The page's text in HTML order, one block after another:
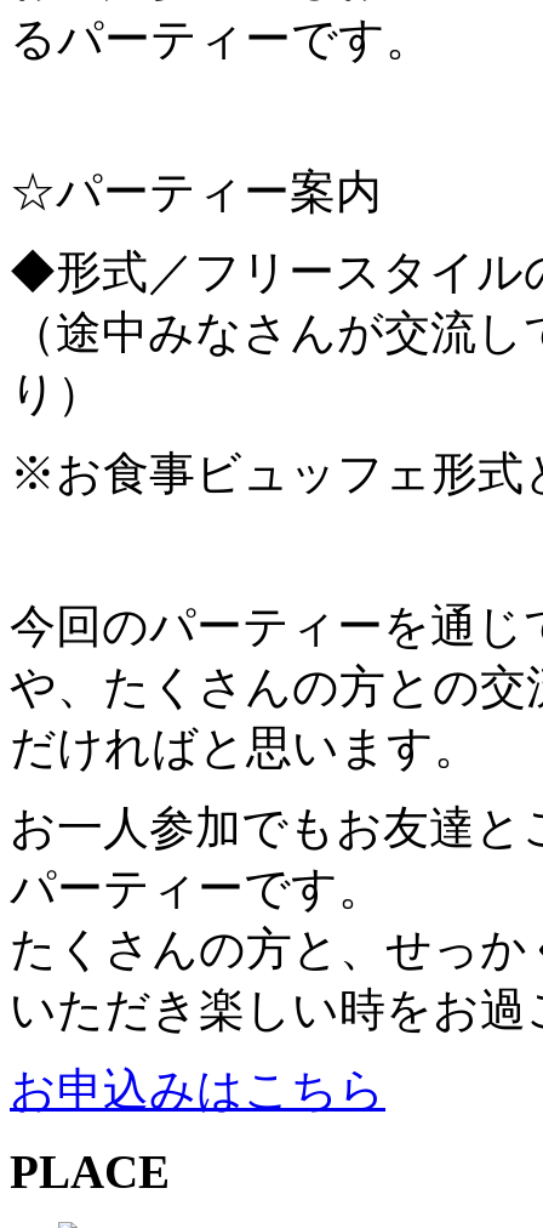
るパーティーです。
☆パーティー案内
◆形式／フリースタイル
（途中みなさんが交流
り）
※お食事ビュッフェ形式
今回のパーティーを通
や、たくさんの方との
だければと思います。
お一人参加でもお友達
パーティーです。
たくさんの方と、せっ
いただき楽しい時をお
お申込みはこちら
PLACE